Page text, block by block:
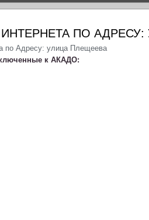
ПО
по Адресу: улица Плещеева
к АКАДО: